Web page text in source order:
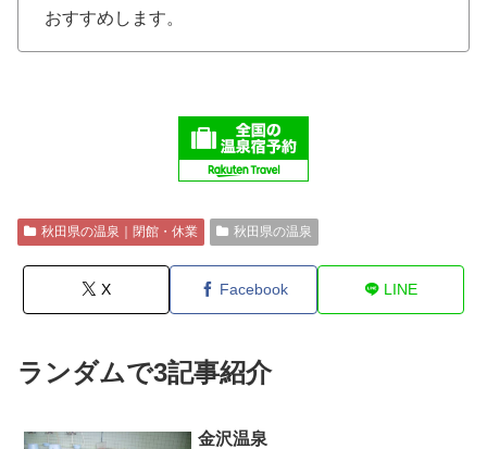
おすすめします。
秋田県の温泉｜閉館・休業 秋田県の温泉
X Facebook LINE
ランダムで3記事紹介
金沢温泉